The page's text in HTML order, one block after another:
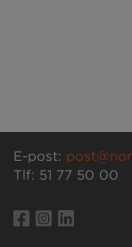
E-post:
Tlf: 51 77 50 00